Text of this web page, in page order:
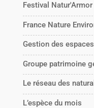
Festival Natur'Armor
France Nature
Gestion des
Groupe patrimoine
Le réseau des
L’espèce du mois